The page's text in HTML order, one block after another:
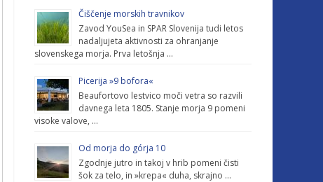
Čiščenje morskih travnikov
Zavod YouSea in SPAR Slovenija tudi letos
nadaljujeta aktivnosti za ohranjanje
slovenskega morja. Prva letošnja …
Picerija »9 bofora«
Beaufortovo lestvico moči vetra so razvili
davnega leta 1805. Stanje morja 9 pomeni
visoke valove, …
Od morja do górja 10
Zgodnje jutro in takoj v hrib pomeni čisti
šok za telo, in »krepa« duha, skrajno …